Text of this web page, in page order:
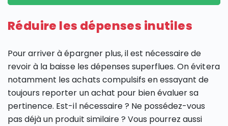
Réduire les dépenses inutiles
Pour arriver à épargner plus, il est nécessaire de
revoir à la baisse les dépenses superflues. On évitera
notamment les achats compulsifs en essayant de
toujours reporter un achat pour bien évaluer sa
pertinence. Est-il nécessaire ? Ne possédez-vous
pas déjà un produit similaire ? Vous pourrez aussi